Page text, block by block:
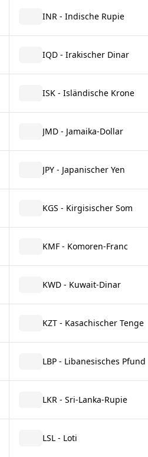
INR - Indische Rupie
IQD - Irakischer Dinar
ISK - Isländische Krone
JMD - Jamaika-Dollar
JPY - Japanischer Yen
KGS - Kirgisischer Som
KMF - Komoren-Franc
KWD - Kuwait-Dinar
KZT - Kasachischer Tenge
LBP - Libanesisches Pfund
LKR - Sri-Lanka-Rupie
LSL - Loti